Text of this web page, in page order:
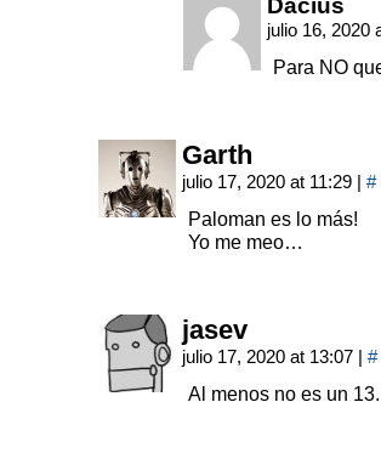
Dacius
julio 16, 2020
Para NO
Garth
julio 17, 2020 at 11:29 | #
Paloman es lo más!
Yo me meo…
jasev
julio 17, 2020 at 13:07 | #
Al menos no es un